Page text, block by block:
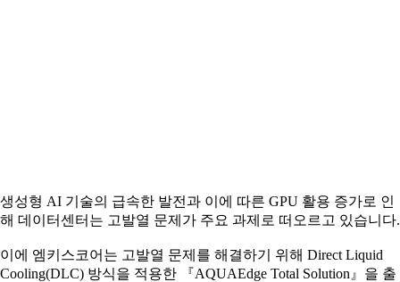
생성형 AI 기술의 급속한 발전과 이에 따른 GPU 활용 증가로 인
해 데이터센터는 고발열 문제가 주요 과제로 떠오르고 있습니다.
이에 엠키스코어는 고발열 문제를 해결하기 위해 Direct Liquid
Cooling(DLC) 방식을 적용한 『AQUAEdge Total Solution』을 출